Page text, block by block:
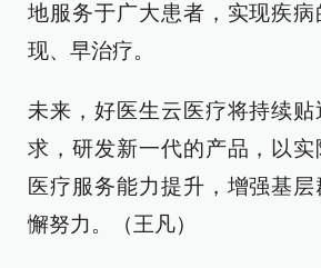
地服务于广大患者，实现疾
现、早治疗。
未来，好医生云医疗将持续
求，研发新一代的产品，以
医疗服务能力提升，增强基
懈努力。（王凡）